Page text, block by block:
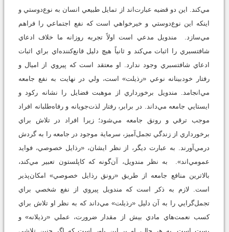
مي‌كند. اين دو قضيه عبارت‌اند از تمايل طبيعي انسان به نوع‌دوستي و
اينكه اين نوع‌دوستي و خيرخواهي است كه نفع اجتماعي را فراهم
مي‌سازد. مندويل مدعي است اولاً تجربه روزانه ما خلاف ادعاي
شافتسبري را اثبات مي‌كند و ثانياً هيچ دليل قانع‌كننده‌اي براي اثبات
ادعاي شافتسبري وجود ندارد. او معتقد است كه پيروي از اميال و
رفتار خودبينانه نوعي «رذيلت» است، ولي در نهايت به نفع جامعه
مي‌انجامد. مندويل برخورداري از موهبت فضايل را نشانه ركود و
ايستايي جامعه مي‌داند. در برابر، رفتار لذت‌جويانه و رفاه‌طلبانه افراد
موجب ترقي و رونق جامعه مي‌شود؛ زيرا افراد در تلاش براي
برخورداري از زندگي تجمل‌آميز، سرماية موجود در جامعه را به گردش
درمي‌آورند. به عبارت ديگر، از نظر ايشان، «رذايل خصوصي، فوايد
عمومي‌اند». به نظر مندويل، آن‌گونه كه كاپلستون تعبير مي‌كند،
بالاترين منافع جامعه از طريق «رونق رذايل خصوصي» امكان‌پذير
است. لازم به ذكر است كه مندويل پيروي از نفع شخصي براي
تجمل‌گرايي را به آن دليل «رذيلت» مي‌داند كه به نظر او تلاش براي
كسب نعمت‌هاي مادي بيش از مقدار ضرورت، عملي «رذيلانه» و